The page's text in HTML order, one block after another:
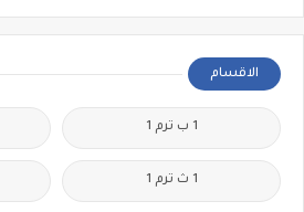
الاقسام
1 ب ترم 1
1 ث ترم 1